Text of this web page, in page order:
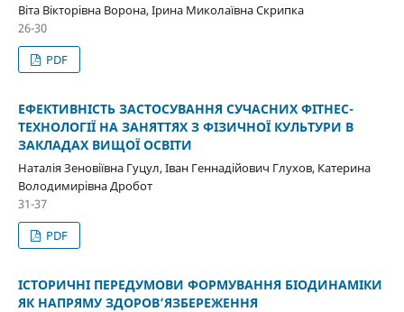
Віта Вікторівна Ворона, Ірина Миколаївна Скрипка
26-30
PDF
ЕФЕКТИВНІСТЬ ЗАСТОСУВАННЯ СУЧАСНИХ ФІТНЕС-
ТЕХНОЛОГІЇ НА ЗАНЯТТЯХ З ФІЗИЧНОЇ КУЛЬТУРИ В
ЗАКЛАДАХ ВИЩОЇ ОСВІТИ
Наталія Зеновіївна Гуцул, Іван Геннадійович Глухов, Катерина
Володимирівна Дробот
31-37
PDF
ІСТОРИЧНІ ПЕРЕДУМОВИ ФОРМУВАННЯ БІОДИНАМІКИ
ЯК НАПРЯМУ ЗДОРОВ’ЯЗБЕРЕЖЕННЯ